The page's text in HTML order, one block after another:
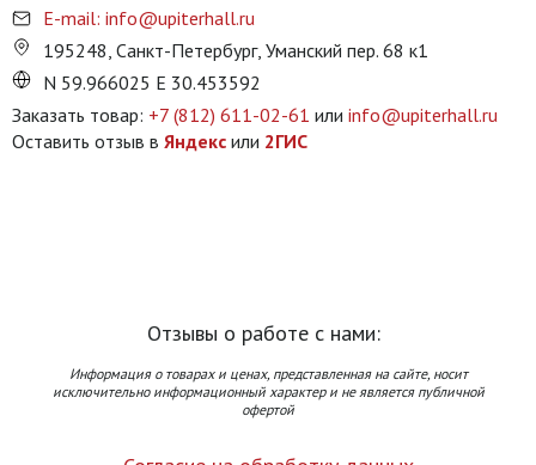
E-mail: info@upiterhall.ru
195248, Санкт-Петербург, Уманский пер. 68 к1
N 59.966025 E 30.453592
Заказать товар: +7 (812) 611-02-61 или info@upiterhall.ru
Оставить отзыв в Яндекс или 2ГИС
Отзывы о работе с нами:
Информация о товарах и ценах, представленная на сайте, носит
исключительно информационный характер и не является публичной
офертой